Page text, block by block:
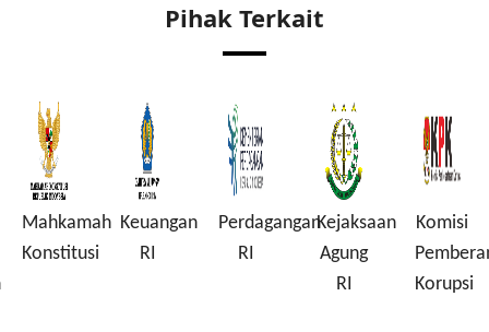
Pihak Terkait
Mahkamah
Konstitusi
Keuangan
RI
Perdagangan
RI
Kejaksaan
Agung
RI
Komisi
Korupsi